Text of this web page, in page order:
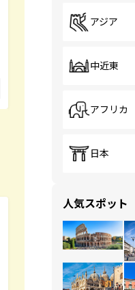
アジア
中近東
アフリカ
日本
人気スポット